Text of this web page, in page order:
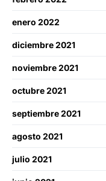
enero 2022
diciembre 2021
noviembre 2021
octubre 2021
septiembre 2021
agosto 2021
julio 2021